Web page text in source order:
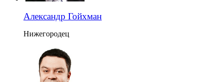
Александр Гойхман
Нижегородец